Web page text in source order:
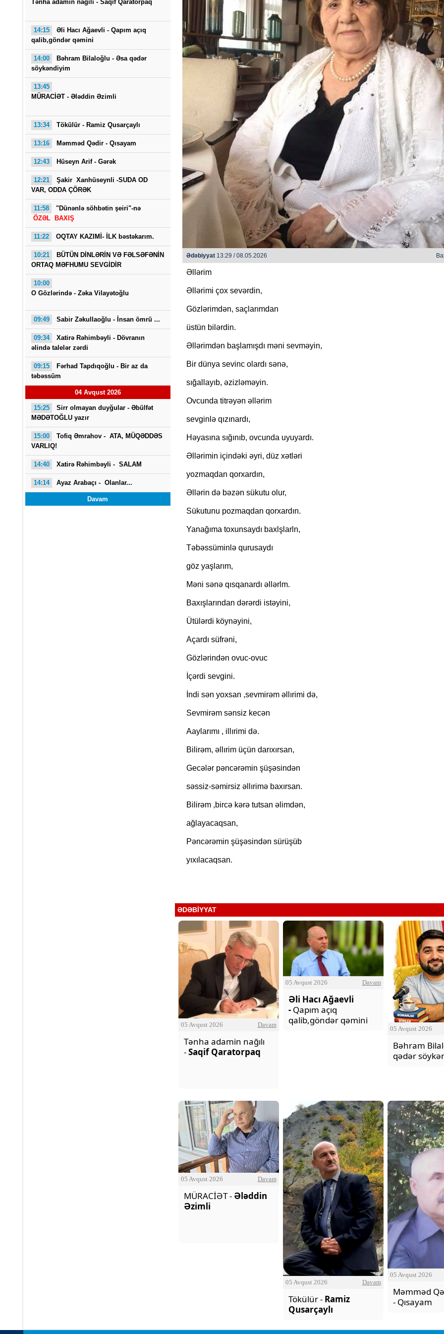
Tənha adamin nağılı - Saqif Qaratorpaq
14:15 Əli Hacı Ağaevli - Qapım açıq
qalib,göndər qəmini
14:00
Bəhram Bilaloğlu - Əsa qədər
söykəndiyim
13:45
MÜRACİƏT - Ələddin Əzimli
13:34 Tökülür - Ramiz Qusarçaylı
13:16 Məmməd Qədir - Qısayam
12:43 Hüseyn Arif - Gərək
12:21
Şakir Xanhüseynli -SUDA OD
VAR, ODDA ÇÖRƏK
11:58
"Dünənlə söhbətin şeiri"-nə
ÖZƏL BAXIŞ
11:22 OQTAY KAZIMİ- İLK bəstəkarım.
10:21
BÜTÜN DİNLƏRİN VƏ FƏLSƏFƏNİN
ORTAQ MƏFHUMU SEVGİDİR
10:00
O Gözlərində - Zəka Vilayətoğlu
09:49 Sabir Zəkullaoğlu - İnsan ömrü ...
09:34
Xatirə Rəhimbəyli - Dövranın
əlində talelər zərdi
09:15
Fərhad Tapdıqoğlu - Bir az da
təbəssüm
04 Avqust 2026
15:25
Sirr olmayan duyğular - Əbülfət
MƏDƏTOĞLU yazır
15:00 Tofiq Əmrahov - ATA, MÜQƏDDƏS
VARLIQ!
14:40 Xatirə Rəhimbəyli - SALAM
14:14 Ayaz Arabaçı - Olanlar...
Davam
Ədəbiyyat13:29 / 08.05.2026
Əllərim
Əllərimi çox sevərdin,
Gözlərimdən, saçlarımdan
üstün bilərdin.
Əllərimdən başlamışdı məni sevməyin,
Bir dünya sevinc olardı sənə,
sığallayıb, əzizləməyin.
Ovcunda titrəyən əllərim
sevginlə qızınardı,
Həyasına sığınıb, ovcunda uyuyardı.
Əllərimin içindəki əyri, düz xətləri
yozmaqdan qorxardın,
Əllərin də bəzən sükutu olur,
Sükutunu pozmaqdan qorxardın.
Yanağıma toxunsaydı baxlşlarln,
Təbəssüminlə qurusaydı
göz yaşlarım,
Məni sənə qısqanardı əllərlm.
Baxışlarından dərərdi istəyini,
Ütülərdi köynəyini,
Açardı süfrəni,
Gözlərindən ovuc-ovuc
İçərdi sevgini.
İndi sən yoxsan ,sevmirəm əllırimi də,
Sevmirəm sənsiz kecən
Aaylarımı , illırimi də.
Bilirəm, əllırim üçün darıxırsan,
Gecələr pəncərəmin şüşəsindən
səssiz-səmirsiz əllırimə baxırsan.
Bilirəm ,bircə kərə tutsan əlimdən,
ağlayacaqsan,
Pəncərəmin şüşəsindən sürüşüb
yıxılacaqsan.
ƏDƏBIYYAT
05 Avqust 2026 Davam
Tənha adamin nağılı
-Saqif Qaratorpaq
05 Avqust 2026 Davam
Əli Hacı Ağaevli
- Qapım açıq
qalib,göndər qəmini
05 Avqust 2026
Bəhram
qədər
05 Avqust 2026 Davam
MÜRACİƏT - Ələddin
Əzimli
05 Avqust 2026 Davam
Tökülür - Ramiz
Qusarçaylı
05 Avqust 2026
Məmməd
- Qısayam
Sabah bəzi yerlərdə yağış yağacaq
Xocalı, Ağdərə və Cəbrayılın
kəndlərinə köç karvanı yola
O Gözlərində - Zəka Vilayətoğlu